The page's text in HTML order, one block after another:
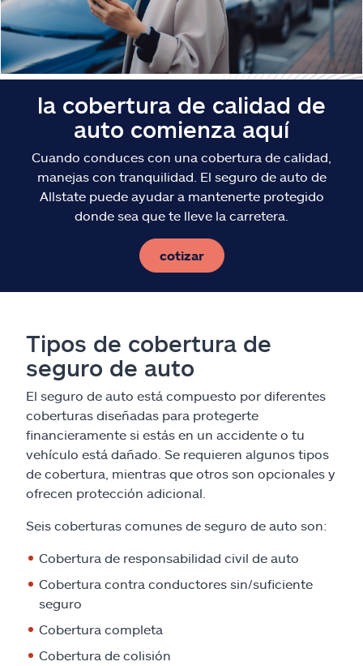
la cobertura de calidad de
auto comienza aquí
Cuando conduces con una cobertura de calidad,
manejas con tranquilidad. El seguro de auto de
Allstate puede ayudar a mantenerte protegido
donde sea que te lleve la carretera.
cotizar
Tipos de cobertura de
seguro de auto
El seguro de auto está compuesto por diferentes
coberturas diseñadas para protegerte
financieramente si estás en un accidente o tu
vehículo está dañado. Se requieren algunos tipos
de cobertura, mientras que otros son opcionales y
ofrecen protección adicional.
Seis coberturas comunes de seguro de auto son:
Cobertura de responsabilidad civil de auto
Cobertura contra conductores sin/suficiente
seguro
Cobertura completa
Cobertura de colisión